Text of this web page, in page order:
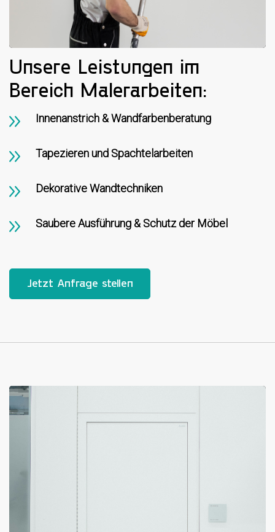
Unsere Leistungen im
Bereich Malerarbeiten:
Innenanstrich & Wandfarbenberatung
Tapezieren und Spachtelarbeiten
Dekorative Wandtechniken
Saubere Ausführung & Schutz der Möbel
Jetzt Anfrage stellen